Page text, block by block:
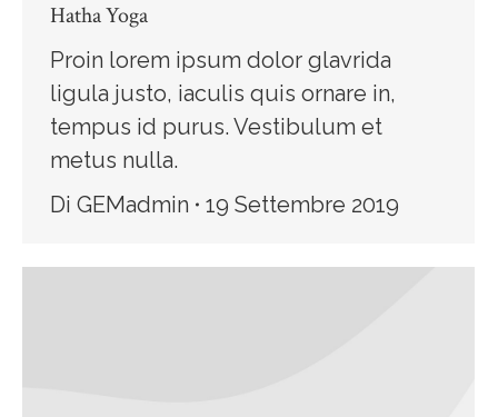
Hatha Yoga
Proin lorem ipsum dolor glavrida
ligula justo, iaculis quis ornare in,
tempus id purus. Vestibulum et
metus nulla.
Di GEMadmin 19 Settembre 2019